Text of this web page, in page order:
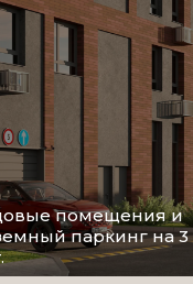
помещения и
паркинг на 3